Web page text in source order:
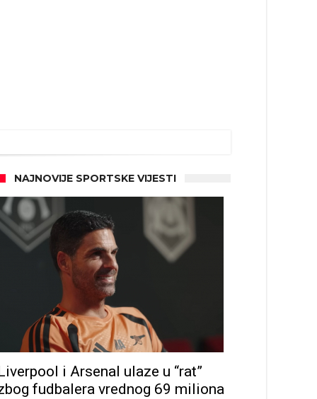
NAJNOVIJE SPORTSKE VIJESTI
i Arsenal ulaze u “rat”
fudbalera vrednog 69 miliona